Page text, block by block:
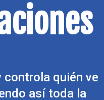
controla quién ve
así toda la